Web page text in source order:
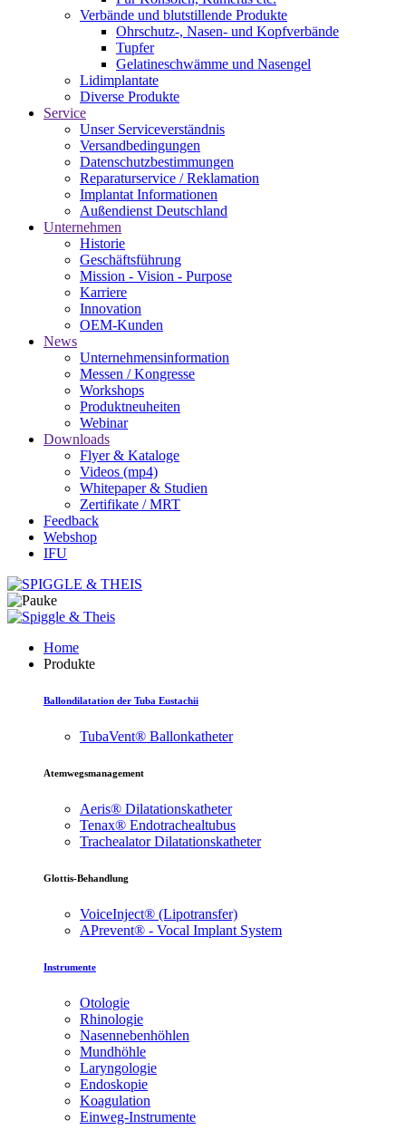
Verbände und blutstillende Produkte
Ohrschutz-, Nasen- und Kopfverbände
Tupfer
Gelatineschwämme und Nasengel
Lidimplantate
Diverse Produkte
Service
Unser Serviceverständnis
Versandbedingungen
Datenschutzbestimmungen
Reparaturservice / Reklamation
Implantat Informationen
Außendienst Deutschland
Unternehmen
Historie
Geschäftsführung
Mission - Vision - Purpose
Karriere
Innovation
OEM-Kunden
News
Unternehmensinformation
Messen / Kongresse
Workshops
Produktneuheiten
Webinar
Downloads
Flyer & Kataloge
Videos (mp4)
Whitepaper & Studien
Zertifikate / MRT
Feedback
Webshop
IFU
Home
Produkte
Ballondilatation der Tuba Eustachii
TubaVent® Ballonkatheter
Atemwegsmanagement
Aeris® Dilatationskatheter
Tenax® Endotrachealtubus
Trachealator Dilatationskatheter
Glottis-Behandlung
VoiceInject® (Lipotransfer)
APrevent® - Vocal Implant System
Instrumente
Otologie
Rhinologie
Nasennebenhöhlen
Mundhöhle
Laryngologie
Endoskopie
Koagulation
Einweg-Instrumente